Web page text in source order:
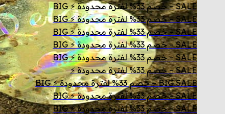
SALE – خصم 33% لفترة محدودة ⚡ BIG
SALE – خصم 33% لفترة محدودة ⚡ BIG
SALE – خصم 33% لفترة محدودة ⚡ BIG
SALE – خصم 33% لفترة محدودة ⚡ BIG
SALE – خصم 33% لفترة محدودة ⚡ BIG
SALE – خصم 33% لفترة محدودة ⚡
BIG SALE – خصم 33% لفترة محدودة ⚡ BIG
SALE – خصم 33% لفترة محدودة ⚡ BIG
SALE – خصم 33% لفترة محدودة ⚡ BIG